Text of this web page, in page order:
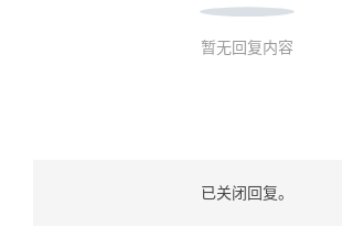
暂无回复内容
已关闭回复。